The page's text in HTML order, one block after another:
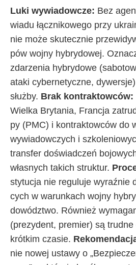
Lu­ki wy­wia­dow­cze: Bez
wia­du łącz­ni­ko­we­go przy
nie mo­że sku­tecz­nie
pów woj­ny hy­bry­do­wej.
zda­rze­nia hy­bry­do­we
ata­ki cy­ber­ne­tycz­ne,
służ­by. Brak kon­trak­tow­ców:
Wiel­ka Bry­ta­nia, Fran­cja
py (PMC) i kon­trak­tow­ców do
wy­wia­dow­czy­ch i
trans­fer do­świad­czeń
wła­sny­ch ta­ki­ch struk­tur.
sty­tu­cja nie re­gu­lu­je wy­raź­nie
cy­ch w wa­run­ka­ch woj­ny
do­wódz­two. Rów­nież
(pre­zy­dent, pre­mier) są
krót­kim cza­sie.
nie no­wej usta­wy o